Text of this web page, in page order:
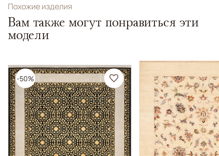
Похожие изделия
Вам также могут понравиться эти
модели
-50%